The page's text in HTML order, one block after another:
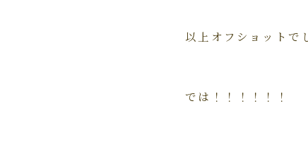
以上オフショット
では！！！！！！